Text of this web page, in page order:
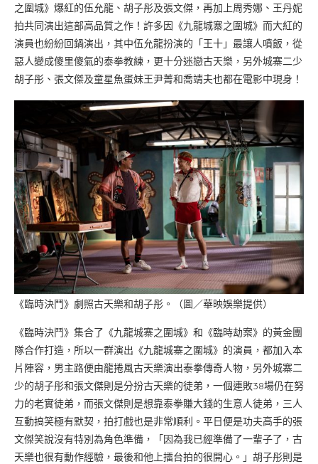
之圍城》爆紅的伍允龍、胡子彤及張文傑，再加上周秀娜、王丹妮
拍共同演出這部高品質之作！許多因《九龍城寨之圍城》而大紅的
演員也紛紛回鍋演出，其中伍允龍扮演的「王十」最讓人噴飯，從
惡人變成傻里傻氣的泰拳教練，更十分迷戀古天樂，另外城寨二少
胡子彤、張文傑及童星魚蛋妹王尹菁和喬靖夫也都在電影中現身！
《臨時決鬥》劇照古天樂和胡子彤。（圖／華映娛樂提供）
《臨時決鬥》集合了《九龍城寨之圍城》和《臨時劫案》的黃金團
隊合作打造，所以一群演出《九龍城寨之圍城》的演員，都加入本
片陣容，男主路便由龍捲風古天樂演出泰拳傳奇人物，另外城寨二
少的胡子彤和張文傑則是分扮古天樂的徒弟，一個連敗38場仍在努
力的老實徒弟，而張文傑則是想靠泰拳賺大錢的生意人徒弟，三人
互動搞笑極有默契，拍打戲也是非常順利。平日便是功夫高手的張
文傑笑說沒有特別為角色準備，「因為我已經準備了一輩子了，古
天樂也很有動作經驗，最後和他上擂台拍的很開心。」胡子彤則是